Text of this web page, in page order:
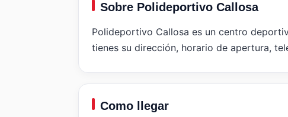
Sobre Polideportivo Callosa
Polideportivo Callosa es un centro
tienes su dirección, horario de apertura,
Como llegar